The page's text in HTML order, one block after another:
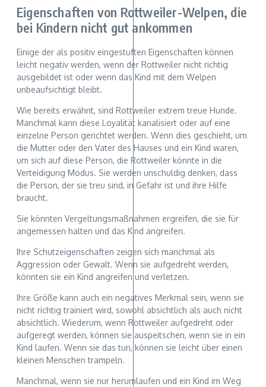
Eigenschaften von Rottweiler-Welpen, die
bei Kindern nicht gut ankommen
Einige der als positiv eingestuften Eigenschaften können
leicht negativ werden, wenn der Rottweiler nicht richtig
ausgebildet ist oder wenn das Kind mit dem Welpen
unbeaufsichtigt bleibt.
Wie bereits erwähnt, sind Rottweiler extrem treue Hunde.
Manchmal kann diese Loyalität kanalisiert oder auf eine
einzelne Person gerichtet werden. Wenn dies geschieht, um
die Mutter oder den Vater des Hauses und ein Kind waren,
um sich auf diese Person, die Rottweiler könnte in die
Verteidigung Modus. Sie werden unschuldig denken, dass
die Person, der sie treu sind, in Gefahr ist und ihre Hilfe
braucht.
Sie könnten Vergeltungsmaßnahmen ergreifen, die sie für
angemessen halten und das Kind angreifen.
Ihre Schutzeigenschaften zeigen sich manchmal als
Aggression oder Gewalt. Wenn sie aufgedreht werden,
könnten sie ein Kind angreifen und verletzen.
Ihre Größe kann auch ein negatives Merkmal sein, wenn sie
nicht richtig trainiert wird, sowohl absichtlich als auch nicht
absichtlich. Wiederum, wenn Rottweiler aufgedreht oder
aufgeregt werden, können sie auspeitschen, wenn sie in ein
Kind laufen. Wenn sie das tun, können sie leicht über einen
kleinen Menschen trampeln.
Manchmal, wenn sie nur herumlaufen und ein Kind im Weg